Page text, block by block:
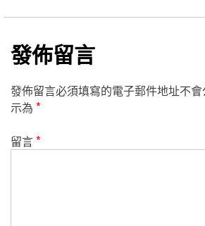
發佈留言
發佈留言必須填寫的電子郵件地址不會
示為 *
留言*